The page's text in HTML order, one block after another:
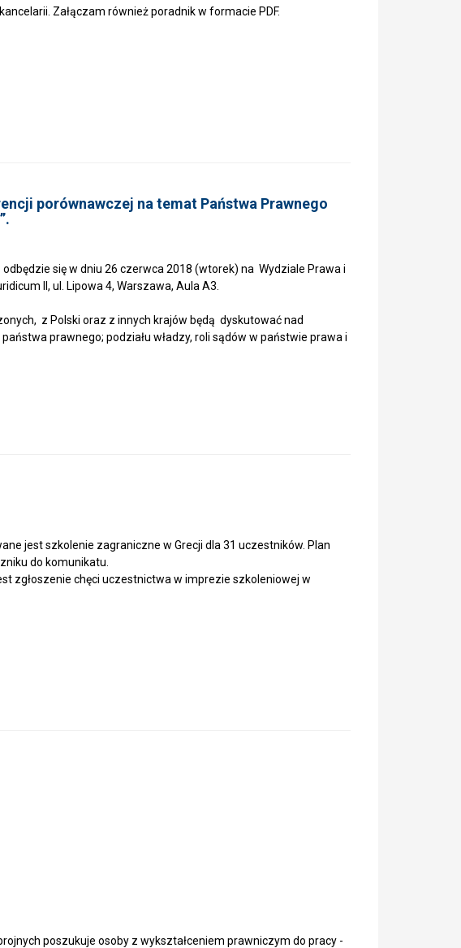
Załączam również poradnik w formacie PDF.
porównawczej na temat Państwa Prawnego
się w dniu 26 czerwca 2018 (wtorek) na Wydziale Prawa i
II, ul. Lipowa 4, Warszawa, Aula A3.
z Polski oraz z innych krajów będą dyskutować nad
prawnego; podziału władzy, roli sądów w państwie prawa i
jest szkolenie zagraniczne w Grecji dla 31 uczestników. Plan
do komunikatu.
zgłoszenie chęci uczestnictwa w imprezie szkoleniowej w
poszukuje osoby z wykształceniem prawniczym do pracy -